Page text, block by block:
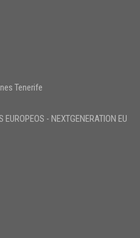
Tenerife
- NEXTGENERATION EU